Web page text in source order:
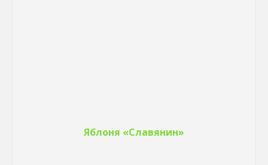
Яблоня «Славянин»